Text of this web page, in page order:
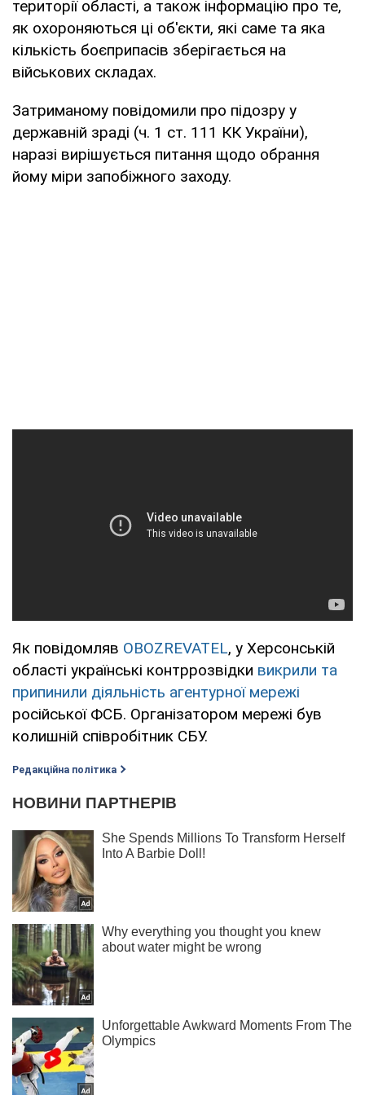
території області, а також інформацію про те,
як охороняються ці об'єкти, які саме та яка
кількість боєприпасів зберігається на
військових складах.
Затриманому повідомили про підозру у
державній зраді (ч. 1 ст. 111 КК України),
наразі вирішується питання щодо обрання
йому міри запобіжного заходу.
Як повідомляв OBOZREVATEL, у Херсонській
області українські контррозвідки викрили та
припинили діяльність агентурної мережі
російської ФСБ. Організатором мережі був
колишній співробітник СБУ.
Редакційна політика